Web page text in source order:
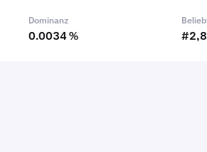
Dominanz
0.0034 %